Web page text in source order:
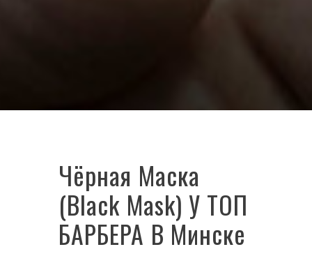
Чёрная Маска
(Black Mask) У ТОП
БАРБЕРА В Минске